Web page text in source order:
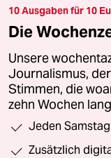
10 Ausgaben für 10
Die
Unsere
Journalismus,
Stimmen, die
zehn Wochen
Jeden
Zusätzlich